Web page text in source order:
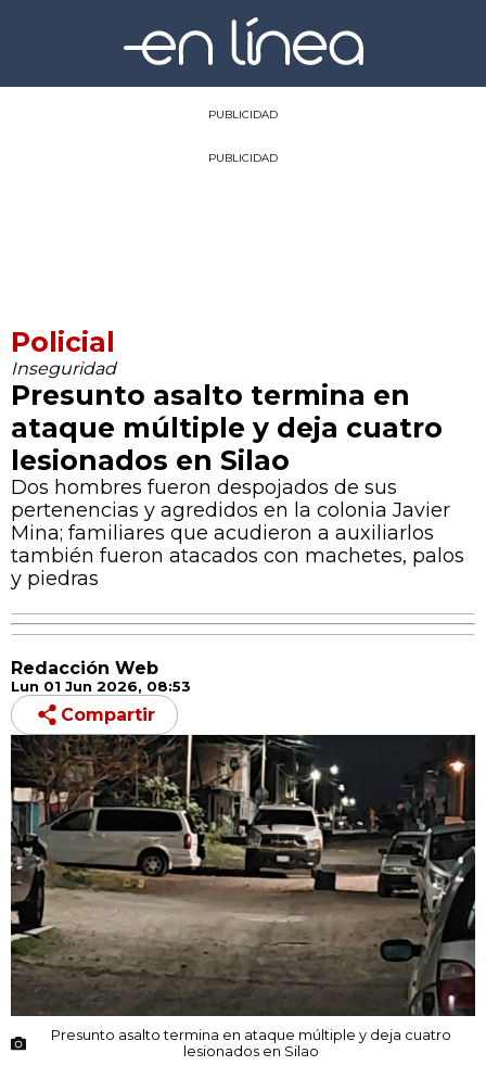
PUBLICIDAD
PUBLICIDAD
Policial
Inseguridad
Presunto asalto termina en
ataque múltiple y deja cuatro
lesionados en Silao
Dos hombres fueron despojados de sus
pertenencias y agredidos en la colonia Javier
Mina; familiares que acudieron a auxiliarlos
también fueron atacados con machetes, palos
y piedras
Redacción Web
Lun 01 Jun 2026, 08:53
Compartir
Presunto asalto termina en ataque múltiple y deja cuatro
lesionados en Silao